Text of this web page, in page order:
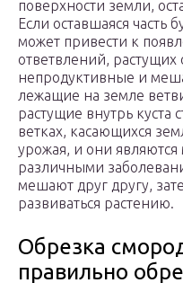
поверхности земли,
Если оставшаяся часть
может привести к
ответвлений, растущих
непродуктивные и
лежащие на земле
растущие внутрь куста
ветках, касающихся
урожая, и они
различными
мешают друг другу,
развиваться растению.
Обрезка
правильно